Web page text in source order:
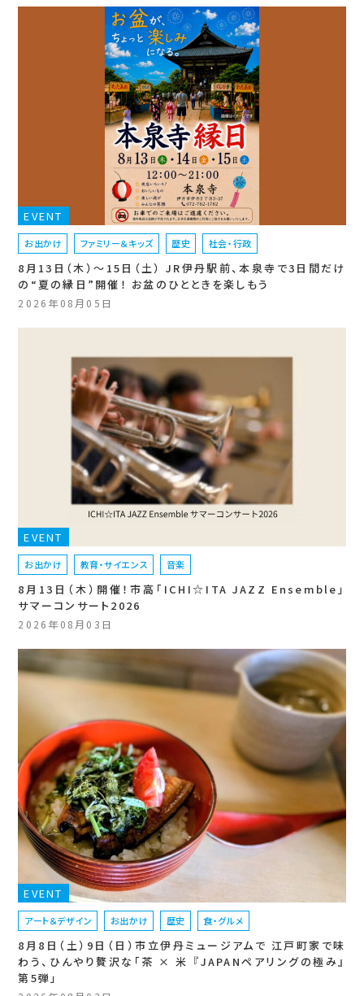
EVENT
お出かけ ファミリー＆キッズ 歴史 社会・行政
8月13日（木）〜15日（土） JR伊丹駅前、本泉寺で3日間だけ
の“夏の縁日”開催！ お盆のひとときを楽しもう
2026年08月05日
EVENT
お出かけ 教育・サイエンス 音楽
8月13日（木）開催！市高「ICHI☆ITA JAZZ Ensemble」
サマーコンサート2026
2026年08月03日
EVENT
アート＆デザイン お出かけ 歴史 食・グルメ
8月8日（土）9日（日）市立伊丹ミュージアムで 江戸町家で味
わう、ひんやり贅沢な「茶 × 米 『JAPANペアリングの極み』
第5弾」